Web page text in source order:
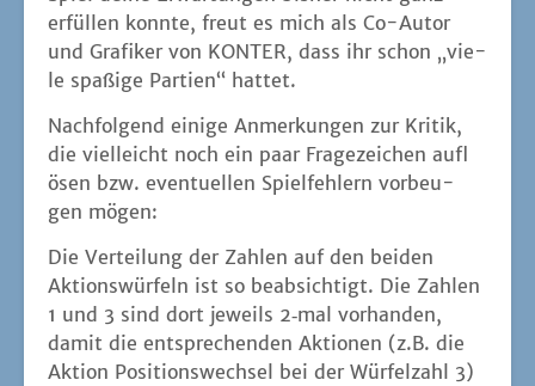
erfül­len konn­te, freut es mich als Co-Autor
und Gra­fi­ker von KONTER, dass ihr schon „vie­
le spa­ßi­ge Par­tien“ hattet.
Nach­fol­gend eini­ge Anmer­kun­gen zur Kri­tik,
die viel­leicht noch ein paar Fra­ge­zei­chen auf­l
ö­sen bzw. even­tu­el­len Spiel­feh­lern vor­beu­
gen mögen:
Die Ver­tei­lung der Zah­len auf den bei­den
Akti­ons­wür­feln ist so beab­sich­tigt. Die Zah­len
1 und 3 sind dort jeweils 2‑mal vor­han­den,
damit die ent­spre­chen­den Aktio­nen (z.B. die
Akti­on Posi­ti­ons­wech­sel bei der Wür­fel­zahl 3)